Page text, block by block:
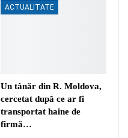
ACTUALITATE
Un tânăr din R. Moldova,
cercetat după ce ar fi
transportat haine de
firmă…